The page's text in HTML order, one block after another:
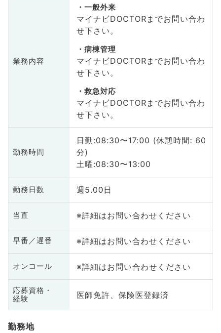
業務内容
一般外来
マイナビDOCTORまでお問い合わ
せ下さい。
病棟管理
マイナビDOCTORまでお問い合わ
せ下さい。
救急対応
マイナビDOCTORまでお問い合わ
せ下さい。
勤務時間
日勤:08:30〜17:00 (休憩時間: 60
分)
土曜:08:30〜13:00
勤務日数 週5.00日
当直 ※詳細はお問い合わせください
早番／遅番 ※詳細はお問い合わせください
オンコール ※詳細はお問い合わせください
応募資格・
経験
医師免許、保険医登録済
勤務地